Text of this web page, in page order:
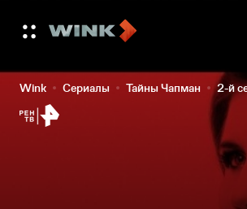
Wink Сериалы Тайны Чапман 2-й